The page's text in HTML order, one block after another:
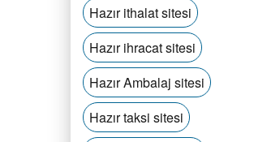
Hazır ithalat sitesi
Hazır ihracat sitesi
Hazır Ambalaj sitesi
Hazır taksi sitesi